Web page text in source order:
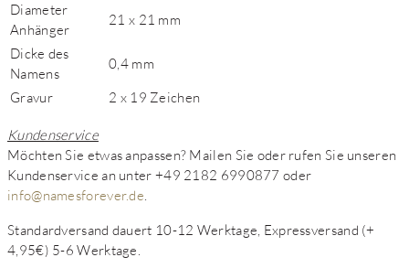
Diameter
Anhänger
21 x 21 mm
Dicke des
Namens
0,4 mm
Gravur 2 x 19 Zeichen
Kundenservice
Möchten Sie etwas anpassen? Mailen Sie oder rufen Sie unseren
Kundenservice an unter +49 2182 6990877 oder
info@namesforever.de
Standardversand dauert 10-12 Werktage, Expressversand (+
4,95€) 5-6 Werktage.